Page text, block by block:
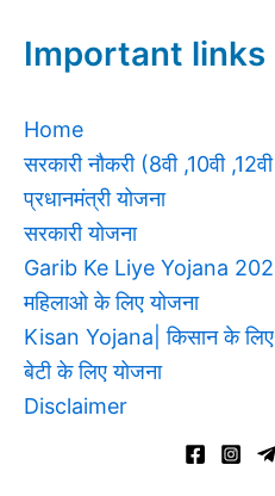
Important links
Home
सरकारी नौकरी (8वी ,10वी
प्रधानमंत्री योजना
सरकारी योजना
Garib Ke Liye Yojana
महिलाओ के लिए योजना
Kisan Yojana| किसान के
बेटी के लिए योजना
Disclaimer